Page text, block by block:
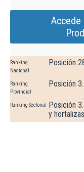
Accede
Ranking
Nacional
Posición
Ranking
Provincial
Posición
Ranking Sectorial
Posición
y hortalizas